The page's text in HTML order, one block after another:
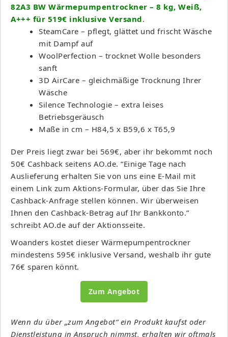
82A3 BW Wärmepumpentrockner – 8 kg, Weiß,
A+++ für 519€ inklusive Versand.
SteamCare – pflegt, glättet und frischt Wäsche
mit Dampf auf
WoolPerfection – trocknet Wolle besonders
sanft
3D AirCare – gleichmäßige Trocknung Ihrer
Wäsche
Silence Technologie – extra leises
Betriebsgeräusch
Maße in cm – H84,5 x B59,6 x T65,9
Der Preis liegt zwar bei 569€, aber ihr bekommt noch
50€ Cashback seitens AO.de. “Einige Tage nach
Auslieferung erhalten Sie von uns eine E-Mail mit
einem Link zum Aktions-Formular, über das Sie Ihre
Cashback-Anfrage stellen können. Wir überweisen
Ihnen den Cashback-Betrag auf Ihr Bankkonto.”
schreibt AO.de auf der Aktionsseite.
Woanders kostet dieser Wärmepumpentrockner
mindestens 595€ inklusive Versand, weshalb ihr gute
76€ sparen könnt.
Zum Angebot
Wenn du über „zum Angebot“ ein Produkt kaufst oder
Dienstleistung in Anspruch nimmst, erhalten wir oftmals